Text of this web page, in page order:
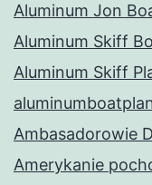
Aluminum Jon
Aluminum Skiff
Aluminum Skiff
Ambasadorowie
Amerykanie